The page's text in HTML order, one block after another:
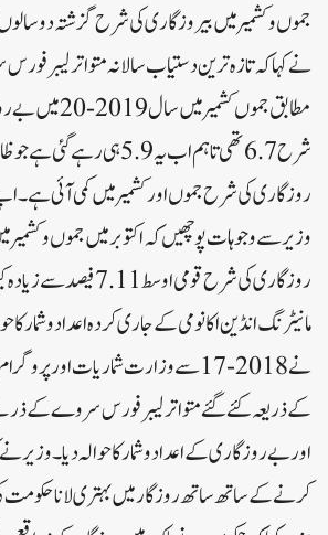
جموں و کشمیر میں بیروزگاری کی شرح گزشتہ دو
نے کہا کہ تازہ ترین دستیاب سالانہ متواتر لیبر
مطابق جموں کشمیر میں
شرح 6.7تھی تاہم اب یہ 5.9ہی
روزگاری کی شرح جموں اور کشمیر میں کمی آئی ہے۔
روزگاری کی شرح قومی اوسط
مانیٹرنگ انڈین اکانومی کے جاری کردہ اعداد و شمار کا
کے ذریعہ کئے گئے متواتر لیبر فورس سروے کے
اور بے روزگاری کے اعداد و شمار کا حوالہ دیا۔وزیر نے
کرنے کے ساتھ ساتھ روزگار میں بہتری لانا